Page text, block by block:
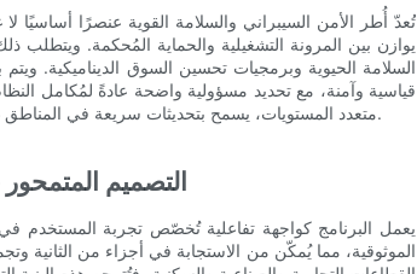
تُعدّ أُطر الأمن السيبراني والسلامة القوية عنصرًا أساسيًا
يوازن بين المرونة التشغيلية والحماية المُحكمة. ويتطلب
السلامة الحيوية وبرمجيات تحسين السوق الديناميكية.
متعدد المستويات، يسمح بتحديثات سريعة في المناطق غير الحيوية مع الحفاظ على نواة مُحكمة وغير قابلة للتغيير لوظائف استقرار الشبكة.
التصميم
يعمل البرنامج كواجهة تفاعلية تُخصّص تجربة المستخدم
الموثوقية، مما يُمكّن من الاستجابة في أجزاء من الثانية